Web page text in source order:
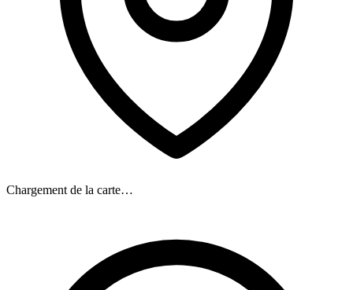
Chargement de la carte…